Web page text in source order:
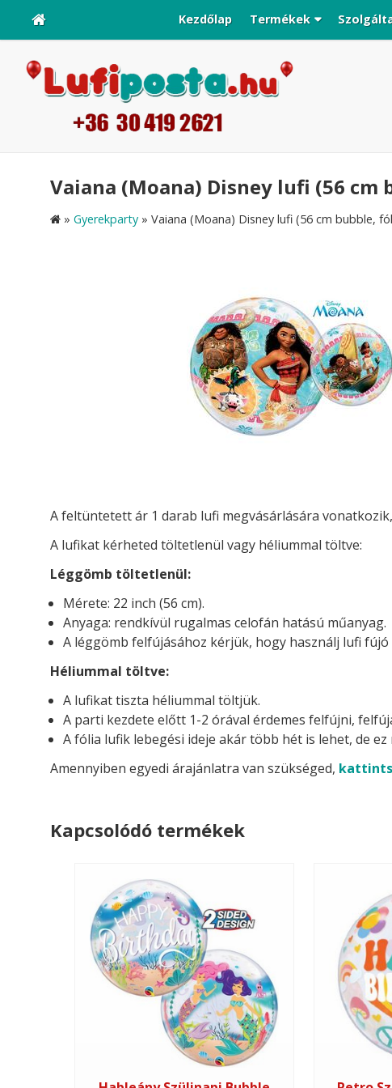
Kezdőlap Termékek
Vaiana (Moana) Disney lufi (56 cm
» Gyerekparty » Vaiana (Moana) Disney lufi (56 cm bubble,
A feltüntetett ár 1 darab lufi megvásárlására
A lufikat kérheted töltetlenül vagy héliummal töltve:
Léggömb töltetlenül:
Mérete: 22 inch (56 cm).
Anyaga: rendkívül rugalmas celofán hatású műanyag.
A léggömb felfújásához kérjük, hogy használj lufi
Héliummal töltve:
A lufikat tiszta héliummal töltjük.
A parti kezdete előtt 1-2 órával érdemes felfújni,
A fólia lufik lebegési ideje akár több hét is lehet, de
Amennyiben egyedi árajánlatra van szükséged,
Kapcsolódó termékek